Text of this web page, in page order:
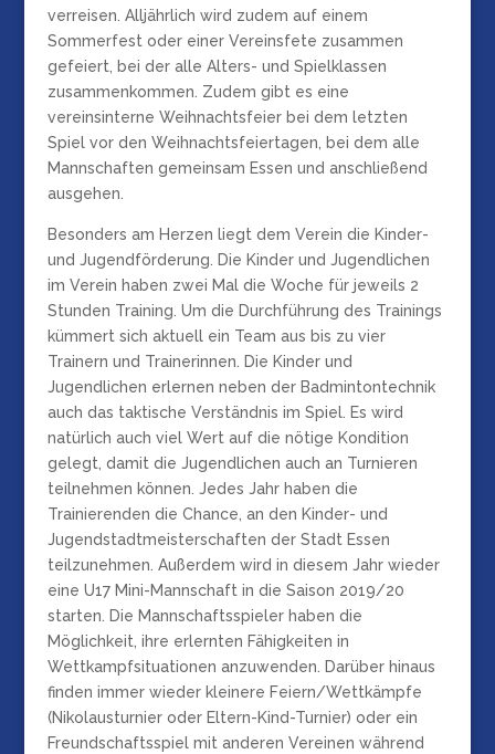
verreisen. Alljährlich wird zudem auf einem
Sommerfest oder einer Vereinsfete zusammen
gefeiert, bei der alle Alters- und Spielklassen
zusammenkommen. Zudem gibt es eine
vereinsinterne Weihnachtsfeier bei dem letzten
Spiel vor den Weihnachtsfeiertagen, bei dem alle
Mannschaften gemeinsam Essen und anschließend
ausgehen.
Besonders am Herzen liegt dem Verein die Kinder-
und Jugendförderung. Die Kinder und Jugendlichen
im Verein haben zwei Mal die Woche für jeweils 2
Stunden Training. Um die Durchführung des Trainings
kümmert sich aktuell ein Team aus bis zu vier
Trainern und Trainerinnen. Die Kinder und
Jugendlichen erlernen neben der Badmintontechnik
auch das taktische Verständnis im Spiel. Es wird
natürlich auch viel Wert auf die nötige Kondition
gelegt, damit die Jugendlichen auch an Turnieren
teilnehmen können. Jedes Jahr haben die
Trainierenden die Chance, an den Kinder- und
Jugendstadtmeisterschaften der Stadt Essen
teilzunehmen. Außerdem wird in diesem Jahr wieder
eine U17 Mini-Mannschaft in die Saison 2019/20
starten. Die Mannschaftsspieler haben die
Möglichkeit, ihre erlernten Fähigkeiten in
Wettkampfsituationen anzuwenden. Darüber hinaus
finden immer wieder kleinere Feiern/Wettkämpfe
(Nikolausturnier oder Eltern-Kind-Turnier) oder ein
Freundschaftsspiel mit anderen Vereinen während